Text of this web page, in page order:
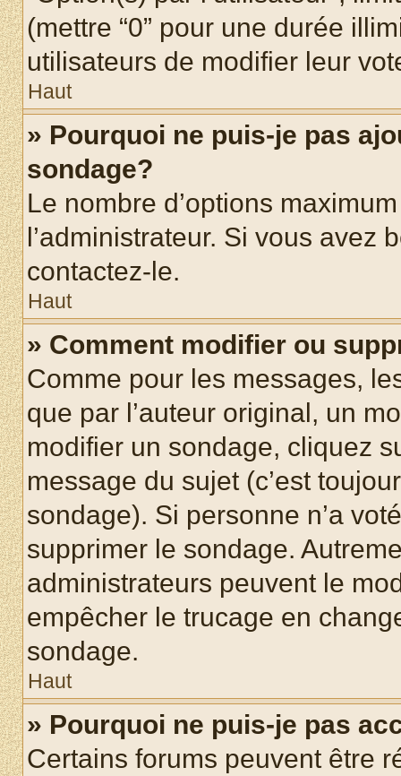
(mettre “0” pour une durée
utilisateurs de modifier leur
Haut
» Pourquoi ne puis-je pas
sondage?
Le nombre d’options
l’administrateur. Si vous avez
contactez-le.
Haut
» Comment modifier ou
Comme pour les messages,
que par l’auteur original, un
modifier un sondage, cliquez
message du sujet (c’est
sondage). Si personne n’a
supprimer le sondage.
administrateurs peuvent le
empêcher le trucage en
sondage.
Haut
» Pourquoi ne puis-je pas
Certains forums peuvent être